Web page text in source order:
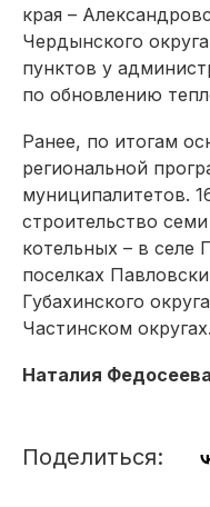
края –
Чердынского
пунктов у
по обновлению
Ранее, по итогам
региональной
муниципалитетов.
строительство
котельных – в селе
поселках
Губахинского
Частинском округах.
Наталия Федосеева
Поделиться: